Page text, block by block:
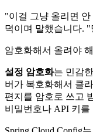
"이걸 그냥 올리면
덕이며 말했습니다. "
암호화해서 올려야
설정 암호화는 민감
버가 복호화해서 클
편지를 암호로 쓰고
비밀번호나 API 키